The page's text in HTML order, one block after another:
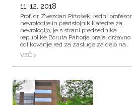
11. 12. 2018
Prof. dr. Zvezdan Pirtošek, redni profesor
nevrologije in predstojnik Katedre za
nevrologijo, je s strani predsednika
republike Boruta Pahorja prejel državno
odlikovanje red za zasluge za delo na…
VEČ >